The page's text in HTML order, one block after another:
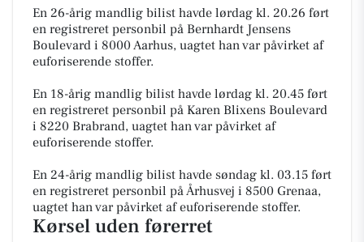
En 26-årig mandlig bilist havde lørdag kl. 20.26 ført
en registreret personbil på Bernhardt Jensens
Boulevard i 8000 Aarhus, uagtet han var påvirket af
euforiserende stoffer.
En 18-årig mandlig bilist havde lørdag kl. 20.45 ført
en registreret personbil på Karen Blixens Boulevard
i 8220 Brabrand, uagtet han var påvirket af
euforiserende stoffer.
En 24-årig mandlig bilist havde søndag kl. 03.15 ført
en registreret personbil på Århusvej i 8500 Grenaa,
uagtet han var påvirket af euforiserende stoffer.
Kørsel uden førerret